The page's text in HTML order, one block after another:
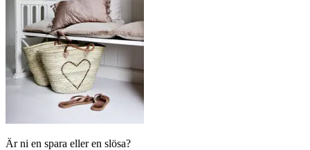
Är ni en spara eller en slösa?